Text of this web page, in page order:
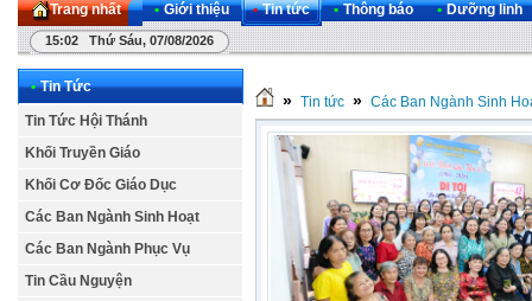
Trang nhất • Giới thiệu • Tin tức • Thông báo • Dưỡng linh
15:02 Thứ Sáu, 07/08/2026
• Tin Tức
Tin Tức Hội Thánh
Khối Truyền Giáo
Khối Cơ Đốc Giáo Dục
Các Ban Ngành Sinh Hoạt
Các Ban Ngành Phục Vụ
Tin Cầu Nguyện
» Tin tức » Các Ban Ngành Sinh